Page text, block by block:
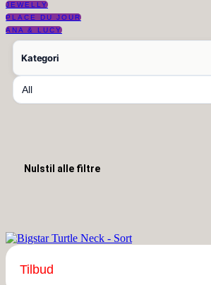
JEWELLY
PLACE DU JOUR
ANA & LUCY
Kategori
All
Nulstil alle filtre
Tilbud